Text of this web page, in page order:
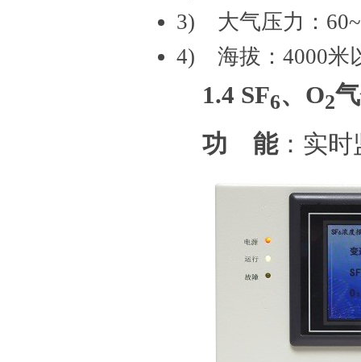
3) 大气压力：
4) 海拔：4000米
1.4 SF6、O2
功 能：实时